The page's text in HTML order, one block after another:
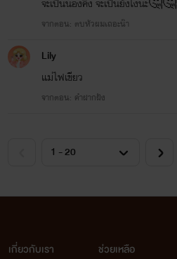
จะเป็นน้องคิง จะเป็นยังไงนะ🤔🤔
จากตอน: ตบหัวผมเถอะน๊า
Lily
แม่ไฟเขียว
จากตอน: คำฝากฝัง
เกี่ยวกับเรา
ช่วยเหลือ